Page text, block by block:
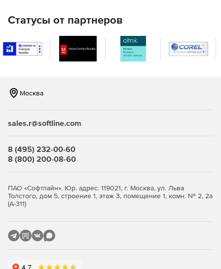
Статусы от партнеров
Москва
sales.r@softline.com
8 (495) 232-00-60
8 (800) 200-08-60
ПАО «Софтлайн». Юр. адрес: 119021, г. Москва, ул. Льва
Толстого, дом 5, строение 1, этаж 3, помещение 1, комн. № 2, 2а
(А-311)